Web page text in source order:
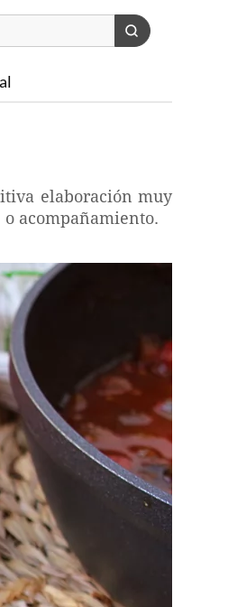
elaboración muy
acompañamiento.